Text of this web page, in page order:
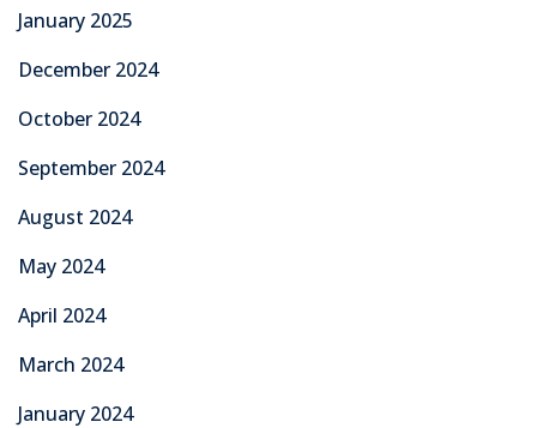
January 2025
December 2024
October 2024
September 2024
August 2024
May 2024
April 2024
March 2024
January 2024